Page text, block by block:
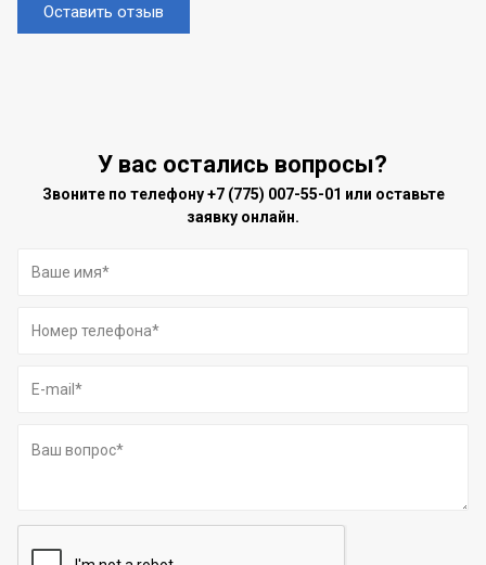
Оставить отзыв
У вас остались вопросы?
Звоните по телефону+7 (775) 007-55-01 или оставьте
заявку онлайн.